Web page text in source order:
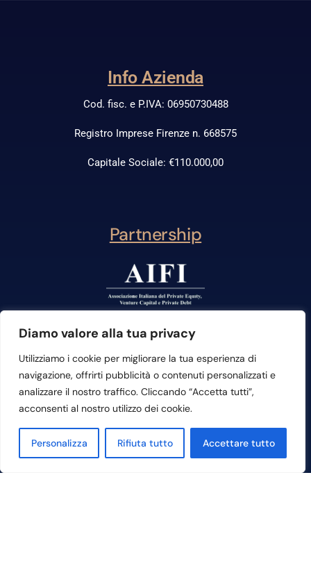
Diamo valore alla tua privacy
Utilizziamo i cookie per migliorare la tua esperienza di
navigazione, offrirti pubblicità o contenuti personalizzati e
analizzare il nostro traffico. Cliccando “Accetta tutti”,
acconsenti al nostro utilizzo dei cookie.
Personalizza Rifiuta tutto Accettare tutto
Info Azienda
Cod. fisc. e P.IVA: 06950730488
Registro Imprese Firenze n. 668575
Capitale Sociale: €110.000,00
Partnership
Contattaci
Sede Legale e Amministrativa:
Lungarno Vespucci, 58 – 50123
Firenze (Fi)